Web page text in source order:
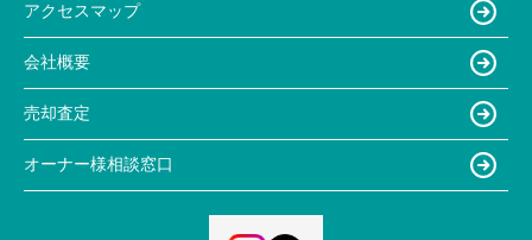
アクセスマップ
会社概要
売却査定
オーナー様相談窓口